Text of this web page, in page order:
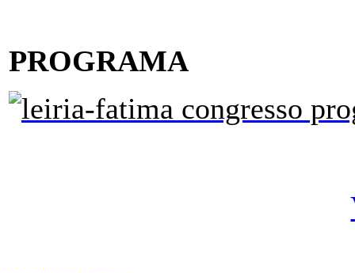
PROGRAMA